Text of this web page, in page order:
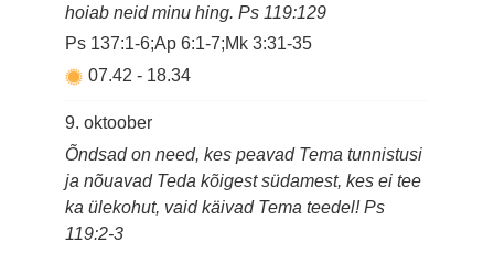
hoiab neid minu hing. Ps 119:129
Ps 137:1-6;Ap 6:1-7;Mk 3:31-35
07.42- 18.34
9. oktoober
Õndsad on need, kes peavad Tema tunnistusi
ja nõuavad Teda kõigest südamest, kes ei tee
ka ülekohut, vaid käivad Tema teedel! Ps
119:2-3